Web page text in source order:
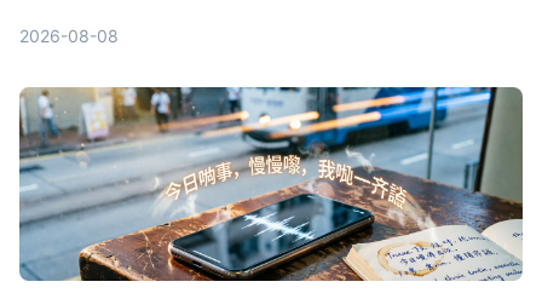
2026-08-08